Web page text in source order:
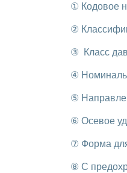
① Кодовое
②
③ Класс
④
⑤
⑥ Осевое
⑦ Форма
⑧ С